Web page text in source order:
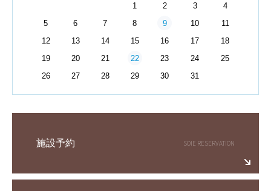
1
2 3
4
5
6 7 8 9 10
11
12
13 14 15 16 17
18
19
20 21 22 23 24
25
26
27 28 29 30 31
施設予約